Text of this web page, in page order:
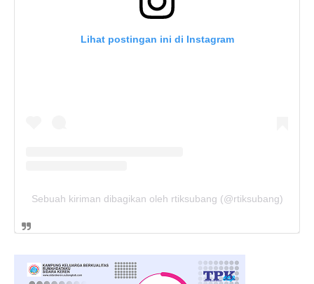
Lihat postingan ini di Instagram
Sebuah kiriman dibagikan oleh rtiksubang (@rtiksubang)